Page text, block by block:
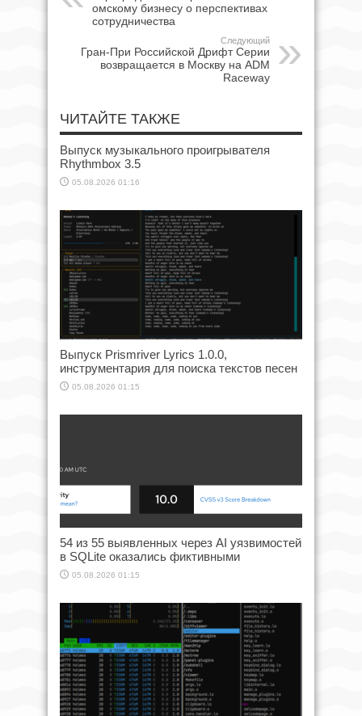
омскому бизнесу о перспективах
сотрудничества
Следующий
Гран-При Российской Дрифт Серии
возвращается в Москву на ADM
Raceway
ЧИТАЙТЕ ТАКЖЕ
Выпуск музыкального проигрывателя
Rhythmbox 3.5
05.08.2026 01:16
Выпуск Prismriver Lyrics 1.0.0,
инструментария для поиска текстов песен
05.08.2026 01:15
54 из 55 выявленных через AI уязвимостей
в SQLite оказались фиктивными
05.08.2026 01:15